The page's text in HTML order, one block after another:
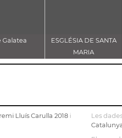
Galatea
ESGLÉSIA DE SANTA
MARIA
Lluís Carulla 2018 i
Les